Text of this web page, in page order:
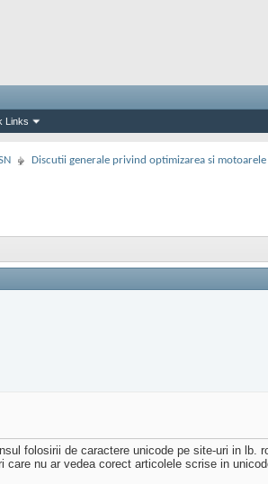
Links
Discutii generale privind optimizarea si
folosirii de caractere unicode pe site-uri in lb.
nu ar vedea corect articolele scrise in